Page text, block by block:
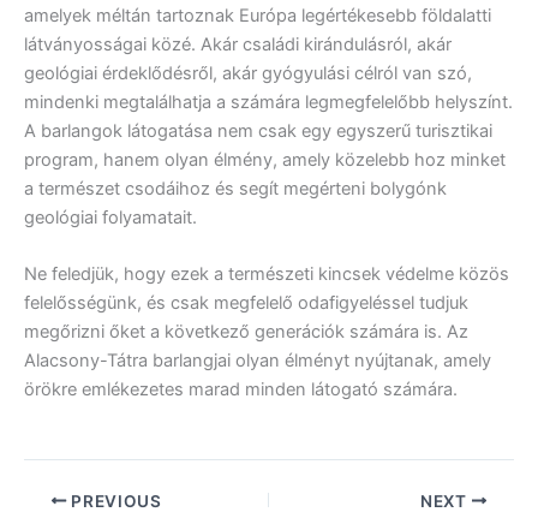
amelyek méltán tartoznak Európa legértékesebb földalatti
látványosságai közé. Akár családi kirándulásról, akár
geológiai érdeklődésről, akár gyógyulási célról van szó,
mindenki megtalálhatja a számára legmegfelelőbb helyszínt.
A barlangok látogatása nem csak egy egyszerű turisztikai
program, hanem olyan élmény, amely közelebb hoz minket
a természet csodáihoz és segít megérteni bolygónk
geológiai folyamatait.
Ne feledjük, hogy ezek a természeti kincsek védelme közös
felelősségünk, és csak megfelelő odafigyeléssel tudjuk
megőrizni őket a következő generációk számára is. Az
Alacsony-Tátra barlangjai olyan élményt nyújtanak, amely
örökre emlékezetes marad minden látogató számára.
PREVIOUS NEXT